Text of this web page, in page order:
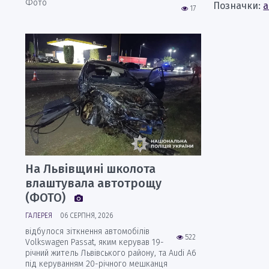
Позначки:
17
Фото
На Львівщині школота
влаштувала автотрощу
(ФОТО)
ГАЛЕРЕЯ 06 СЕРПНЯ, 2026
522
відбулося зіткнення автомобілів
Volkswagen Passat, яким керував 19-
річний житель Львівського району, та Audi А6
під керуванням 20-річного мешканця